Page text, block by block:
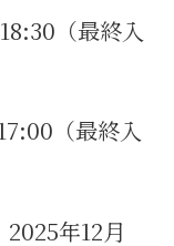
（最終入
（最終入
2025年12月